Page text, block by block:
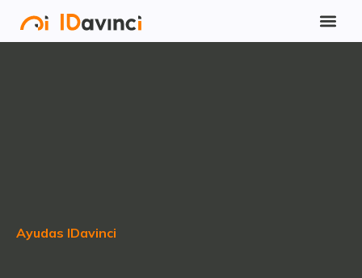
Ayudas IDavinci